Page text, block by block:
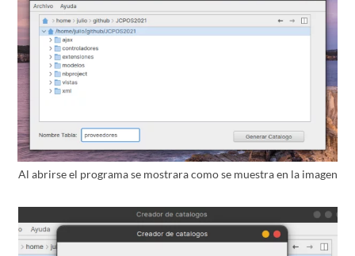
Al abrirse el programa se mostrara como se muestra en la imagen